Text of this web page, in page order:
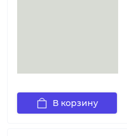
В корзину